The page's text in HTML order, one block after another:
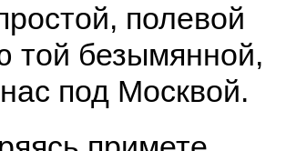
полевой
той безымянной,
под Москвой.